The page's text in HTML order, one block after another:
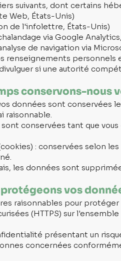
suivants, dont certains
Web, États-Unis)
de l'infolettre, États-Unis)
via Google
de navigation via
renseignements
si une autorité
conservons-nous
données sont conservées
raisonnable.
conservées tant que
: conservées selon
les données sont
vos
raisonnables pour
(HTTPS) sur
présentant un
concernées